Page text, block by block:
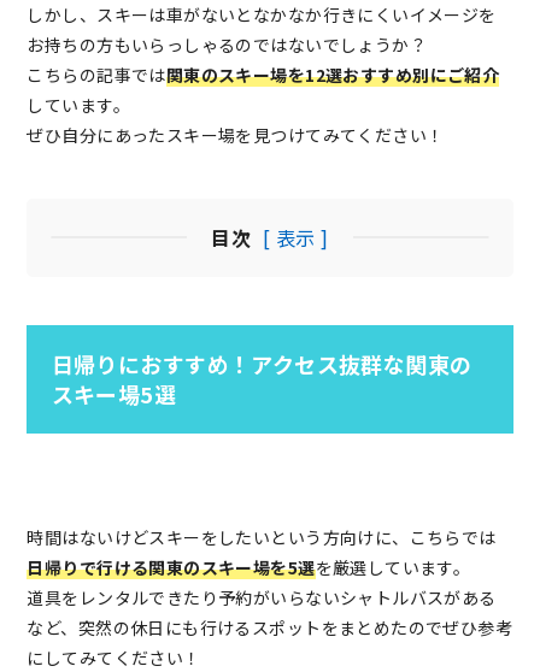
しかし、スキーは車がないとなかなか行きにくいイメージを
お持ちの方もいらっしゃるのではないでしょうか？
こちらの記事では関東のスキー場を12選おすすめ別にご紹介
しています。
ぜひ自分にあったスキー場を見つけてみてください！
目次 [ 表示 ]
日帰りにおすすめ！アクセス抜群な関東の
スキー場5選
時間はないけどスキーをしたいという方向けに、こちらでは
日帰りで行ける関東のスキー場を5選を厳選しています。
道具をレンタルできたり予約がいらないシャトルバスがある
など、突然の休日にも行けるスポットをまとめたのでぜひ参考
にしてみてください！